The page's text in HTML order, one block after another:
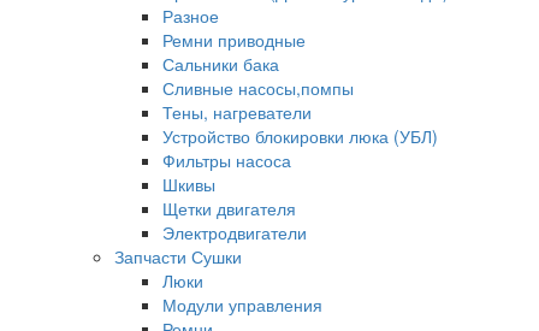
Разное
Ремни приводные
Сальники бака
Сливные насосы,помпы
Тены, нагреватели
Устройство блокировки люка (УБЛ)
Фильтры насоса
Шкивы
Щетки двигателя
Электродвигатели
Запчасти Сушки
Люки
Модули управления